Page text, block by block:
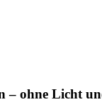
– ohne Licht